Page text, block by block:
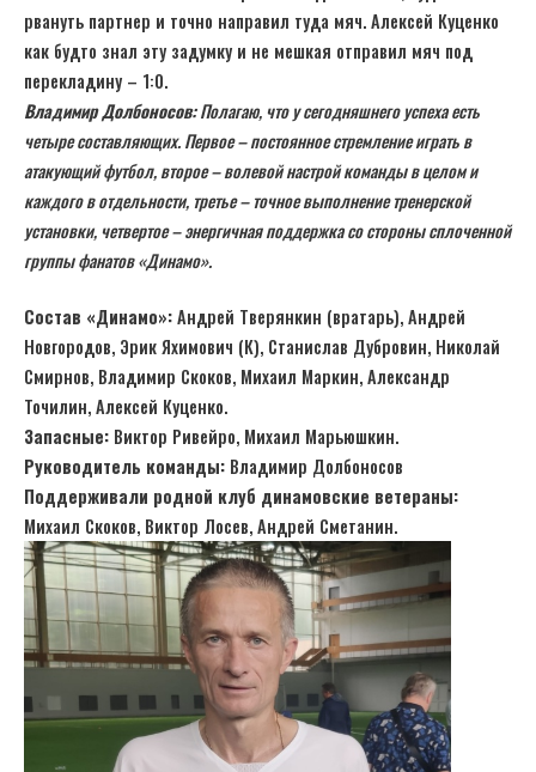
рвануть партнер и точно направил туда мяч. Алексей Куценко
как будто знал эту задумку и не мешкая отправил мяч под
перекладину – 1:0.
Владимир Долбоносов:Полагаю, что у сегодняшнего успеха есть
четыре составляющих. Первое – постоянное стремление играть в
атакующий футбол, второе – волевой настрой команды в целом и
каждого в отдельности, третье – точное выполнение тренерской
установки, четвертое – энергичная поддержка со стороны сплоченной
группы фанатов«Динамо».
Состав «Динамо»:Андрей Тверянкин (вратарь), Андрей
Новгородов, Эрик Яхимович (К), Станислав Дубровин, Николай
Смирнов, Владимир Скоков, Михаил Маркин, Александр
Точилин, Алексей Куценко.
Запасные: Виктор Ривейро, Михаил Марьюшкин.
Руководитель команды: Владимир Долбоносов
Поддерживали родной клуб динамовские ветераны:
Михаил Скоков, Виктор Лосев, Андрей Сметанин.